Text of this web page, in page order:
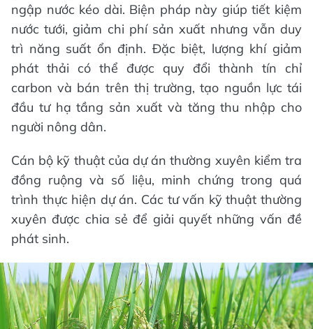
ngập nước kéo dài. Biện pháp này giúp tiết kiệm
nước tưới, giảm chi phí sản xuất nhưng vẫn duy
trì năng suất ổn định. Đặc biệt, lượng khí giảm
phát thải có thể được quy đổi thành tín chỉ
carbon và bán trên thị trường, tạo nguồn lực tái
đầu tư hạ tầng sản xuất và tăng thu nhập cho
người nông dân.
Cán bộ kỹ thuật của dự án thường xuyên kiểm tra
đồng ruộng và số liệu, minh chứng trong quá
trình thực hiện dự án. Các tư vấn kỹ thuật thường
xuyên được chia sẻ để giải quyết những vấn đề
phát sinh.